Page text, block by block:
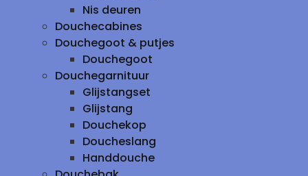
Nis deuren
Douchecabines
Douchegoot & putjes
Douchegoot
Douchegarnituur
Glijstangset
Glijstang
Douchekop
Doucheslang
Handdouche